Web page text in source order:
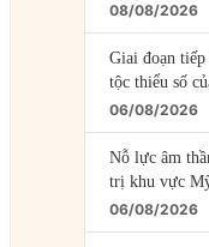
08/08/2026
Giai đoạn tiếp
tộc thiểu số
06/08/2026
Nỗ lực âm
trị khu vực
06/08/2026